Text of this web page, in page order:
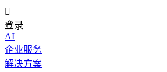

登录
AI
企业服务
解决方案